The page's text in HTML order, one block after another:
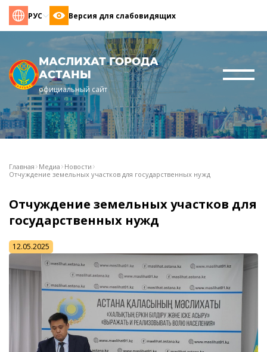
РУС Версия для слабовидящих
МАСЛИХАТ ГОРОДА
АСТАНЫ
официальный сайт
Главная Медиа Новости
Отчуждение земельных участков для государственных нужд
Отчуждение земельных участков для
государственных нужд
12.05.2025